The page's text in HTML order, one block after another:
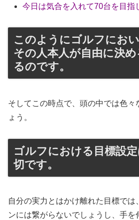
今日は気合を入れて70台を目指
このようにゴルフにおい
その人本人が自由に決
るのです。
そしてこの時点で、頭の中では色々
ょう。
ゴルフにおける目標設
切です。
自分の実力とはかけ離れた目標では
ンには繋がらないでしょうし、手を